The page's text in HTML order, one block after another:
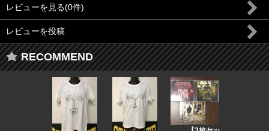
レビューを見る(0件)
レビューを投稿
RECOMMEND